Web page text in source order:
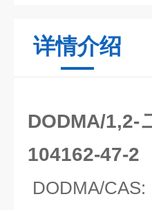
详情介绍
DODMA/
104162-47-2
DODMA/CAS: